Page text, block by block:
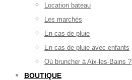
Location bateau
Les marchés
En cas de pluie
En cas de pluie avec enfants
Où bruncher à Aix-les-Bains ?
BOUTIQUE